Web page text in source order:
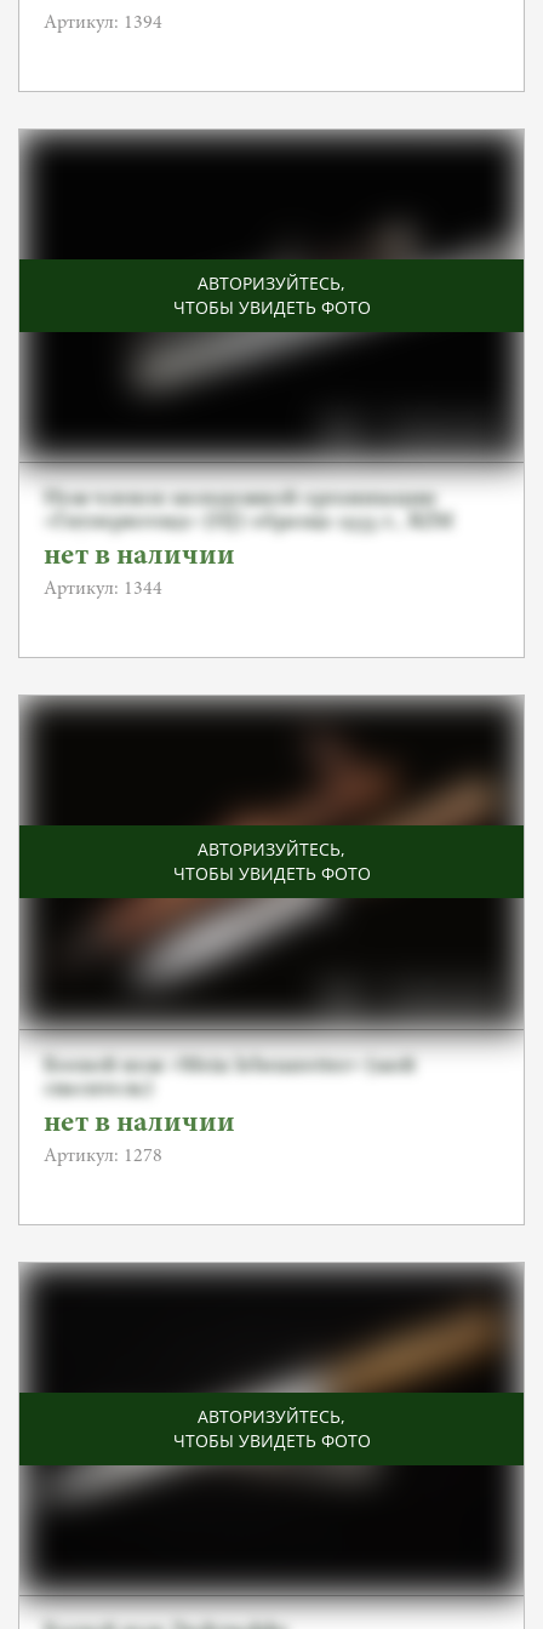
Артикул: 1394
АВТОРИЗУЙТЕСЬ,
ЧТОБЫ УВИДЕТЬ ФОТО
Нож членов молодежной организации
«Гитлерюгенд» (HJ) образца 1933 г., RZM
нет в наличии
Артикул: 1344
АВТОРИЗУЙТЕСЬ,
ЧТОБЫ УВИДЕТЬ ФОТО
Боевой нож «Mein lebensretter» (мой
спаситель)
нет в наличии
Артикул: 1278
АВТОРИЗУЙТЕСЬ,
ЧТОБЫ УВИДЕТЬ ФОТО